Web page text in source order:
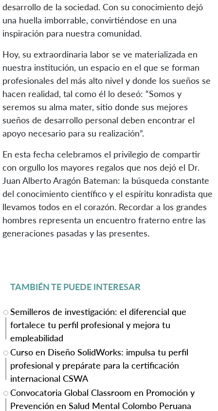
desarrollo de la sociedad. Con su conocimiento dejó
una huella imborrable, convirtiéndose en una
inspiración para nuestra comunidad.
Hoy, su extraordinaria labor se ve materializada en
nuestra institución, un espacio en el que se forman
profesionales del más alto nivel y donde los sueños se
hacen realidad, tal como él lo deseó: “Somos y
seremos su alma mater, sitio donde sus mejores
sueños de desarrollo personal deben encontrar el
apoyo necesario para su realización”.
En esta fecha celebramos el privilegio de compartir
con orgullo los mayores regalos que nos dejó el Dr.
Juan Alberto Aragón Bateman: la búsqueda constante
del conocimiento científico y el espíritu konradista que
llevamos todos en el corazón. Recordar a los grandes
hombres representa un encuentro fraterno entre las
generaciones pasadas y las presentes.
TAMBIÉN TE PUEDE INTERESAR
Semilleros de investigación: el diferencial que
fortalece tu perfil profesional y mejora tu
empleabilidad
Curso en Diseño SolidWorks: impulsa tu perfil
profesional y prepárate para la certificación
internacional CSWA
Convocatoria Global Classroom en Promoción y
Prevención en Salud Mental Colombo Peruana